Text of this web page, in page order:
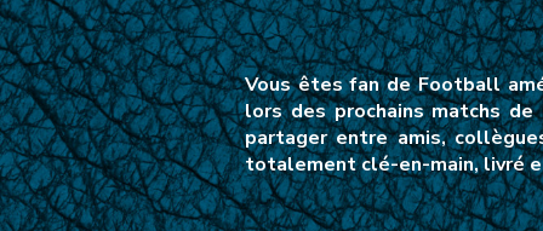
Vous êtes fan de Football
lors des prochains matchs de
partager entre amis,
totalement clé-en-main, livré